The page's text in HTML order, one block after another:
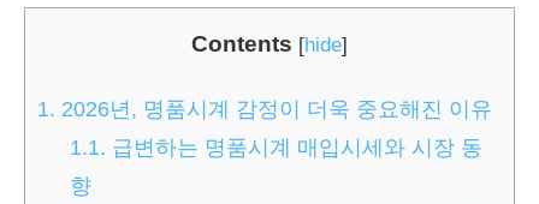
Contents [hide]
1. 2026년, 명품시계 감정이 더욱 중요해진 이유
1.1. 급변하는 명품시계 매입시세와 시장 동
향